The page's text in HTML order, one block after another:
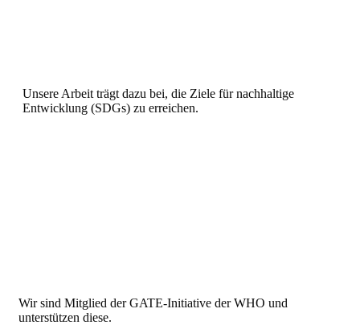
Unsere Arbeit trägt dazu bei, die Ziele für nachhaltige
Entwicklung (SDGs) zu erreichen.
Wir sind Mitglied der GATE-Initiative der WHO und
unterstützen diese.